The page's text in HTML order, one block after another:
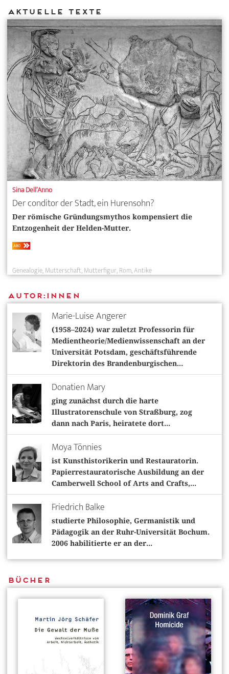
Aktuelle Texte
Sina Dell’Anno
Der conditor der Stadt, ein Hurensohn?
Der römische Gründungsmythos kompensiert die
Entzogenheit der Helden-Mutter.
ABO
Genealogie Mutterschaft Mutterfigur Rom Antike
Autor:innen
Marie-Luise Angerer
(1958–2024) war zuletzt Professorin für
Medientheorie/Medienwissenschaft an der
Universität Potsdam, geschäftsführende
Direktorin des Brandenburgischen...
Donatien Mary
ging zunächst durch die harte
Illustratorenschule von Straßburg, zog
dann nach Paris, heiratete dort...
Moya Tönnies
ist Kunsthistorikerin und Restauratorin.
Papierrestauratorische Ausbildung an der
Camberwell School of Arts and Crafts,...
Friedrich Balke
studierte Philosophie, Germanistik und
Pädagogik an der Ruhr-Universität Bochum.
2006 habilitierte er an der...
Bücher